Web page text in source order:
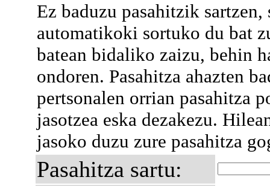
Ez baduzu pasahitzik sartzen,
automatikoki sortuko du bat
batean bidaliko zaizu, behin
ondoren. Pasahitza ahazten
pertsonalen orrian pasahitza
jasotzea eska dezakezu.
jasoko duzu zure pasahitza
Pasahitza sartu: